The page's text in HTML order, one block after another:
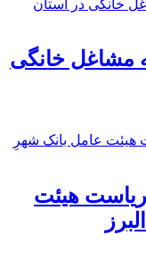
مشاغل خانگی
هیئت